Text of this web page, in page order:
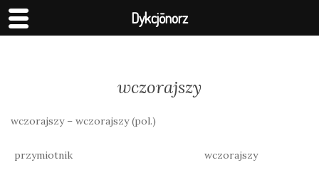
wczorajszy
wczorajszy – wczorajszy (pol.)
przymiotnik wczorajszy
Dykcjōnorz